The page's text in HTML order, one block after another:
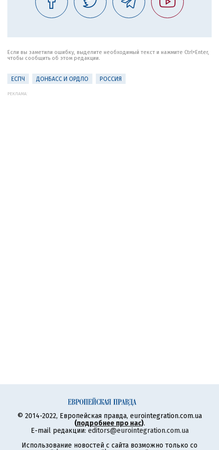
Если вы заметили ошибку, выделите необходимый текст и нажмите Ctrl+Enter,
чтобы сообщить об этом редакции.
ЕСПЧ ДОНБАСС И ОРДЛО РОССИЯ
РЕКЛАМА:
© 2014-2022, Европейская правда, eurointegration.com.ua
(подробнее про нас).
E-mail редакции: editors@eurointegration.com.ua
Использование новостей с сайта возможно только со